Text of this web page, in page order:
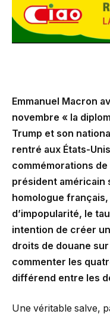
Emmanuel Macron
novembre « la
Trump et son
rentré aux États-
commémorations de
président américain
homologue
d’impopularité, le
intention de créer
droits de douane
commenter les
différend entre les
Une véritable salve,